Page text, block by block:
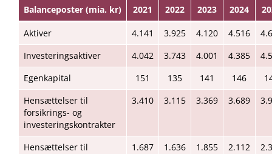
Balanceposter (mia. kr) 2021 2022 2023 2024
Aktiver 4.141 3.925 4.120 4.516
Investeringsaktiver
4.042 3.743 4.001 4.385
Egenkapital
151 135 141 146
Hensættelser til
forsikrings- og
investeringskontrakter
3.410 3.115 3.369 3.689
Hensættelser til
1.687 1.636 1.855 2.112